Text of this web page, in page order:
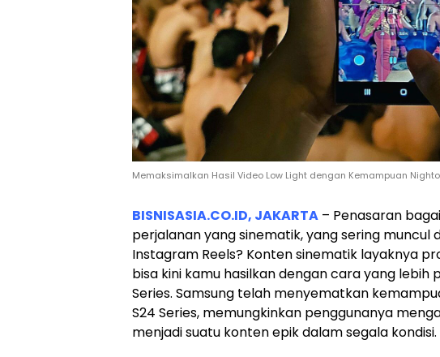
Memaksimalkan Hasil Video Low Light dengan Kemampuan
BISNISASIA.CO.ID, JAKARTA – Penasaran
perjalanan yang sinematik, yang sering muncul
Instagram Reels? Konten sinematik layaknya
bisa kini kamu hasilkan dengan cara yang lebih
Series. Samsung telah menyematkan
S24 Series, memungkinkan penggunanya
menjadi suatu konten epik dalam segala kondisi.